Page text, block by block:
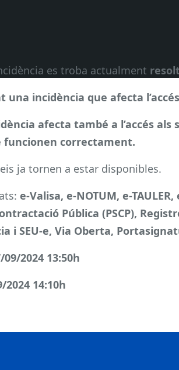
es troba actualment
una incidència que afecta
afecta també a l’accés
funcionen correctament.
ja tornen a estar disponibles.
e-Valisa, e-NOTUM, e-
Pública (PSCP),
i SEU-e, Via Oberta,
09/2024 13:50h
2024 14:10h